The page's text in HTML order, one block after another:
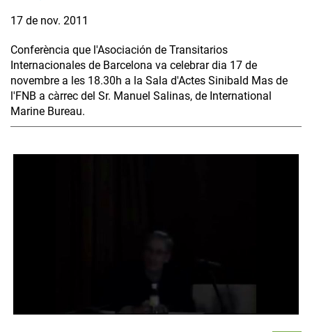
17 de nov. 2011
Conferència que l'Asociación de Transitarios
Internacionales de Barcelona va celebrar dia 17 de
novembre a les 18.30h a la Sala d'Actes Sinibald Mas de
l'FNB a càrrec del Sr. Manuel Salinas, de International
Marine Bureau.